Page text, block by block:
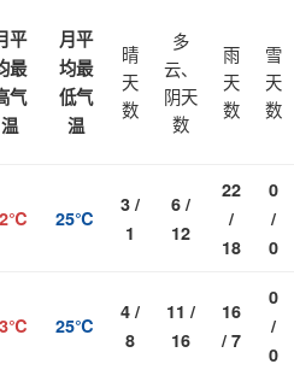
平
最
气
温
月平
均最
低气
温
晴
天
数
多
云、
阴天
数
雨
天
数
雪
天
数
25℃
3 /
1
6 /
12
22
/
18
0
/
0
25℃
4 /
8
11 /
16
16
/ 7
0
/
0